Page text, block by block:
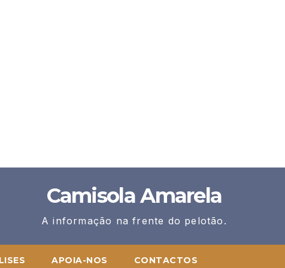
Camisola Amarela
A informação na frente do pelotão.
APOIA-NOS CONTACTOS